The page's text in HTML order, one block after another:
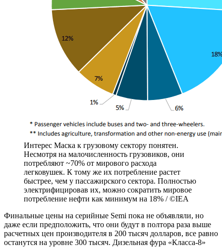
Интерес Маска к грузовому сектору понятен.
Несмотря на малочисленность грузовиков, они
потребляют ~70% от мирового расхода
легковушек. К тому же их потребление растет
быстрее, чем у пассажирского сектора. Полностью
электрифицировав их, можно сократить мировое
потребление нефти как минимум на 18% / ©IEA
Финальные цены на серийные Semi пока не объявляли, но
даже если предположить, что они будут в полтора раза выше
расчетных цен производителя в 200 тысяч долларов, все равно
останутся на уровне 300 тысяч. Дизельная фура «Класса-8»